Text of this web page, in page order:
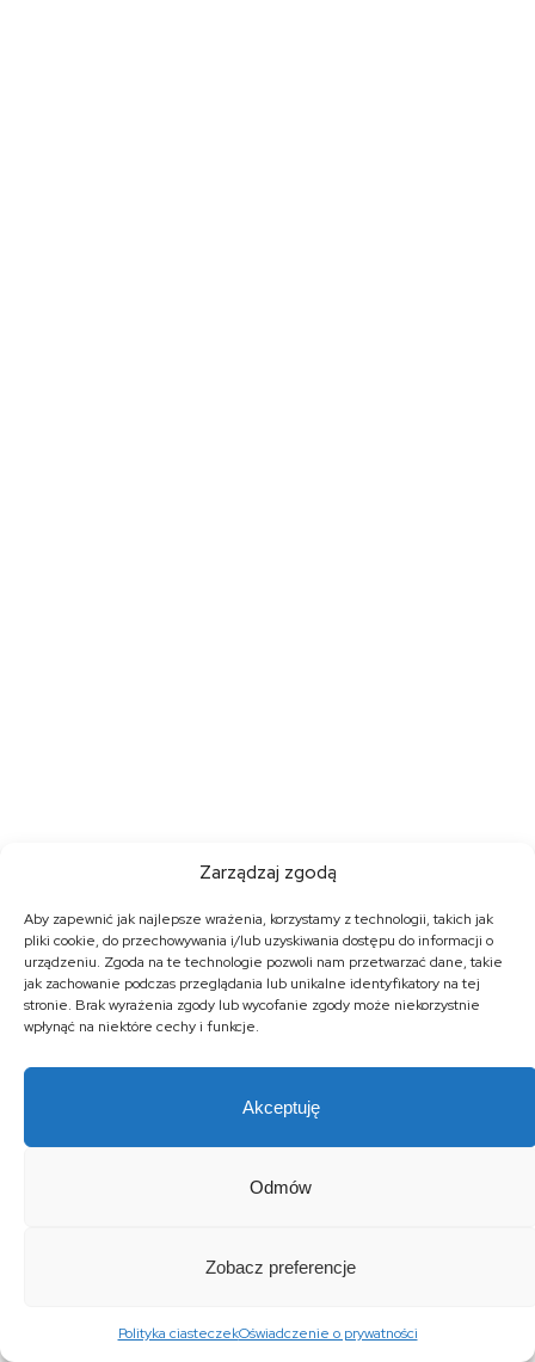
Zarządzaj zgodą
Aby zapewnić jak najlepsze wrażenia, korzystamy z technologii, takich jak
pliki cookie, do przechowywania i/lub uzyskiwania dostępu do informacji o
urządzeniu. Zgoda na te technologie pozwoli nam przetwarzać dane, takie
jak zachowanie podczas przeglądania lub unikalne identyfikatory na tej
stronie. Brak wyrażenia zgody lub wycofanie zgody może niekorzystnie
wpłynąć na niektóre cechy i funkcje.
Akceptuję
Odmów
Zobacz preferencje
Polityka ciasteczekOświadczenie o prywatności